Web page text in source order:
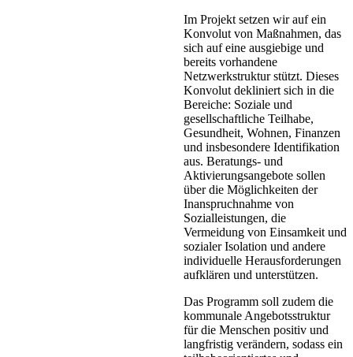
Im Projekt setzen wir auf ein
Konvolut von Maßnahmen, das
sich auf eine ausgiebige und
bereits vorhandene
Netzwerkstruktur stützt. Dieses
Konvolut dekliniert sich in die
Bereiche: Soziale und
gesellschaftliche Teilhabe,
Gesundheit, Wohnen, Finanzen
und insbesondere Identifikation
aus. Beratungs- und
Aktivierungsangebote sollen
über die Möglichkeiten der
Inanspruchnahme von
Sozialleistungen, die
Vermeidung von Einsamkeit und
sozialer Isolation und andere
individuelle Herausforderungen
aufklären und unterstützen.
Das Programm soll zudem die
kommunale Angebotsstruktur
für die Menschen positiv und
langfristig verändern, sodass ein